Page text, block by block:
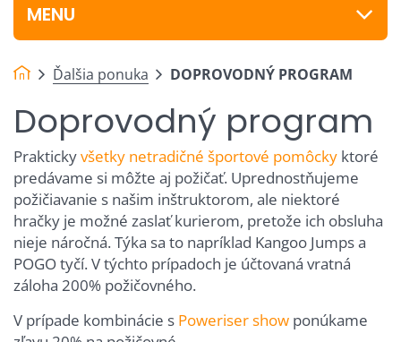
MENU
Ďalšia ponuka DOPROVODNÝ PROGRAM
Doprovodný program
Praktickyvšetky netradičné športové pomôcky ktoré
predávame si môžte aj požičať. Uprednostňujeme
požičiavanie s našim inštruktorom, ale niektoré
hračky je možné zaslať kurierom, pretože ich obsluha
nieje náročná. Týka sa to napríklad Kangoo Jumps a
POGO tyčí. V týchto prípadoch je účtovaná vratná
záloha 200% požičovného.
V prípade kombinácie s Poweriser show ponúkame